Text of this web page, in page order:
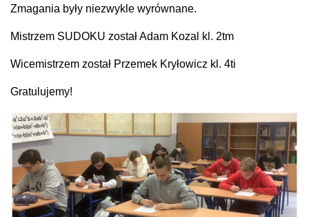
Zmagania były niezwykle wyrównane.
Mistrzem SUDOKU został Adam Kozal kl. 2tm
Wicemistrzem został Przemek Kryłowicz kl. 4ti
Gratulujemy!